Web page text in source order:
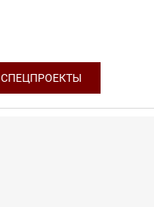
СПЕЦПРОЕКТЫ